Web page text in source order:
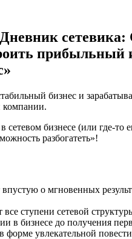
сетевика:
прибыльный
бизнес и
компании.
сетевом бизнесе (или где-то
разбогатеть»!
о мгновенных
ступени сетевой
в бизнесе до получения
форме увлекательной